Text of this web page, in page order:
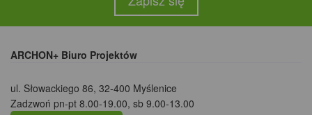
ARCHON+ Biuro Projektów
ul. Słowackiego 86, 32-400 Myślenice
Zadzwoń pn-pt 8.00-19.00, sb 9.00-13.00